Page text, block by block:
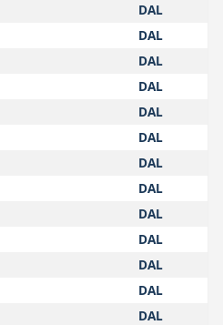
DAL
DAL
DAL
DAL
DAL
DAL
DAL
DAL
DAL
DAL
DAL
DAL
DAL